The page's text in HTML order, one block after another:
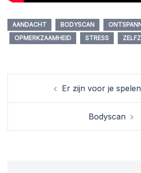
AANDACHT BODYSCAN
OPMERKZAAMHEID
STRESS
Berichtnavigatie
Er zijn voor je
Bodyscan